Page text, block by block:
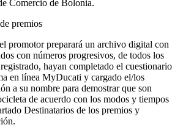
Comercio de Bolonia.
premios
promotor preparará un archivo digital con
con números progresivos, de todos los
hayan completado el cuestionario
en línea MyDucati y cargado el/los
a su nombre para demostrar que son
de acuerdo con los modos y tiempos
Destinatarios de los premios y